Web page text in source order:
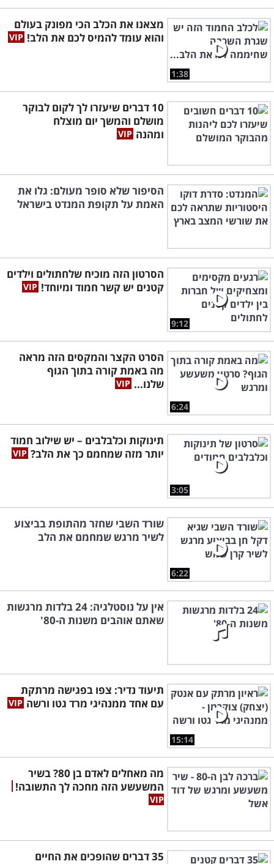
1:38
מצאנו את הכלב הכי מפונק בעולם
והוא עומד להמיס לכם את הלב!
10 דברים שיעזרו לך לקום לבוקר
מושלם והמשך יום מוצלח
ומהנה
הסיפור שלא סופר מעולם: גלו את
האמת על תקופת המנדט בישראל
9:12
הסרטון הזה מוכיח שלחתולים וילדים
קטנים יש קשר חמוד ומיוחד!
6:24
הסרט הקצר והמקסים הזה מראה
מה באמת קורה בתוך הגוף
שלנו...
3:05
תינוקות וכלבלבים – יש שילוב חמוד
יותר מזה שמחמם כך את הלב?
6:22
שורד השבי שחזר מהתופת בביצוע
לשיר מרגש שמחמם את הלב
אין על נוסטלגיה: 24 בלדות מרגשות
שאתם אוהבים משנות ה-80'
15:14
תיעוד נדיר: צפו בפגישה מרתקת
עם אחד ממנהיגי מרד גטו ורשה
מה מאחלים לאדם בן 80? בשיר
המשעשע הזה מחכה לך התשובה!
35 דברים שהופכים את החיים